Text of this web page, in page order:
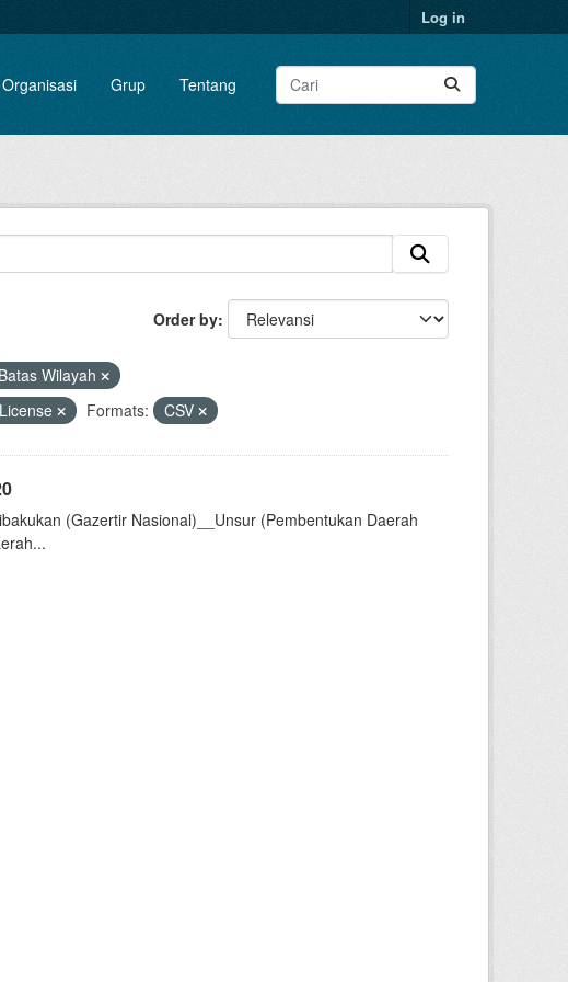
Log in
Organisasi Grup Tentang
Order by
Batas Wilayah
Formats: CSV
(Gazertir Nasional)__Unsur (Pembentukan Daerah